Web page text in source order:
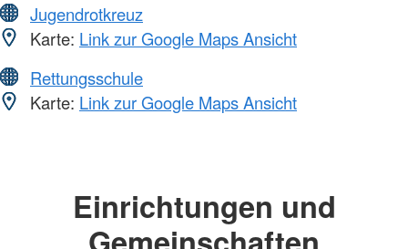
Jugendrotkreuz
Karte: Link zur Google Maps Ansicht
Rettungsschule
Karte: Link zur Google Maps Ansicht
Einrichtungen und